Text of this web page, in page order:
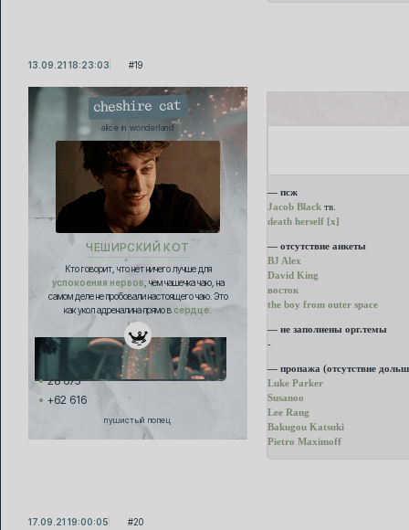
19
13.09.21 18:23:03
cheshire cat
alice in wonderland
ЧЕШИРСКИЙ КОТ
Кто говорит, что нет ничего лучше для
успокоения нервов , чем чашечка чаю, на
самом деле не пробовали настоящего чаю. Это
как укол адреналина прямо в сердце.
28 675
+62 616
пушистый попец
— псж
Jacob Black тв.
death herself [x]
— отсутствие анкеты
BJ Alex
David King
восток
the boy from outer space
— не заполнены орг.темы
-
— пропажа (отсутствие
Luke Parker
Susanoo
Lee Rang
Bakugou Katsuki
Pietro Maximoff
20
17.09.21 19:00:05